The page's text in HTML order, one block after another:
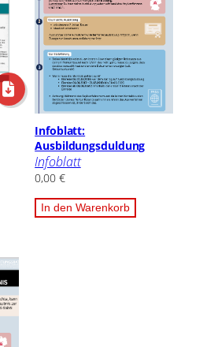
Infoblatt:
Ausbildungsduldung
Infoblatt
0,00 €
In den Warenkorb